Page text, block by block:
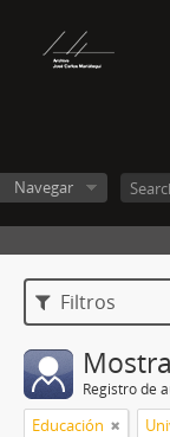
Navegar
Filtros
Registro de
Educación